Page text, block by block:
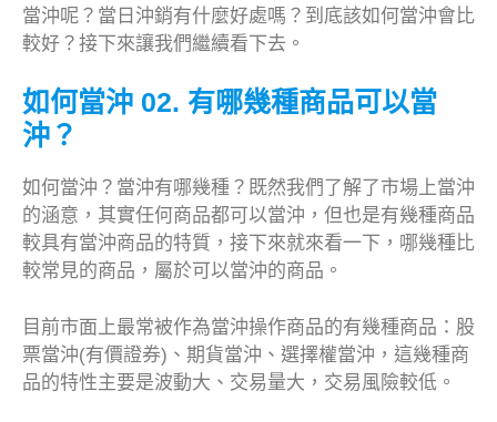
當沖呢？當日沖銷有什麼好處嗎？到底該如何當沖會比
較好？接下來讓我們繼續看下去。
如何當沖 02. 有哪幾種商品可以當
沖？
如何當沖？當沖有哪幾種？既然我們了解了市場上當沖
的涵意，其實任何商品都可以當沖，但也是有幾種商品
較具有當沖商品的特質，接下來就來看一下，哪幾種比
較常見的商品，屬於可以當沖的商品。
目前市面上最常被作為當沖操作商品的有幾種商品：股
票當沖(有價證券)、期貨當沖、選擇權當沖，這幾種商
品的特性主要是波動大、交易量大，交易風險較低。